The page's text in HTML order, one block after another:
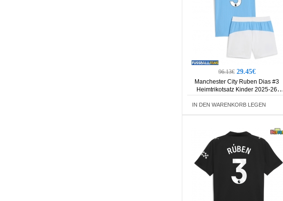
96.13€ 29.45€
Manchester City Ruben Dias #3
Heimtrikotsatz Kinder 2025-26
Kurzarm (+ Kurze Hosen)
IN DEN WARENKORB LEGEN